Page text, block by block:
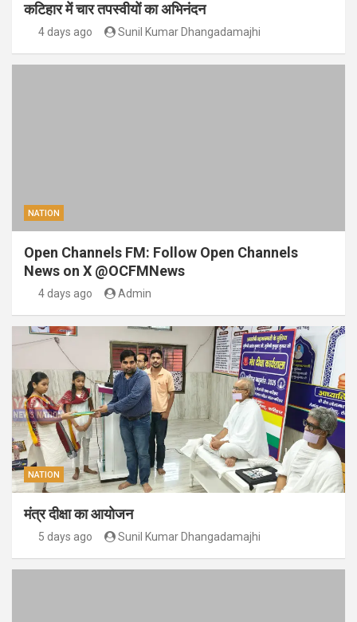
कटिहार में चार तपस्वीयों का अभिनंदन
4 days ago Sunil Kumar Dhangadamajhi
NATION
Open Channels FM: Follow Open Channels
News on X @OCFMNews
4 days ago Admin
NATION
मंत्र दीक्षा का आयोजन
5 days ago Sunil Kumar Dhangadamajhi